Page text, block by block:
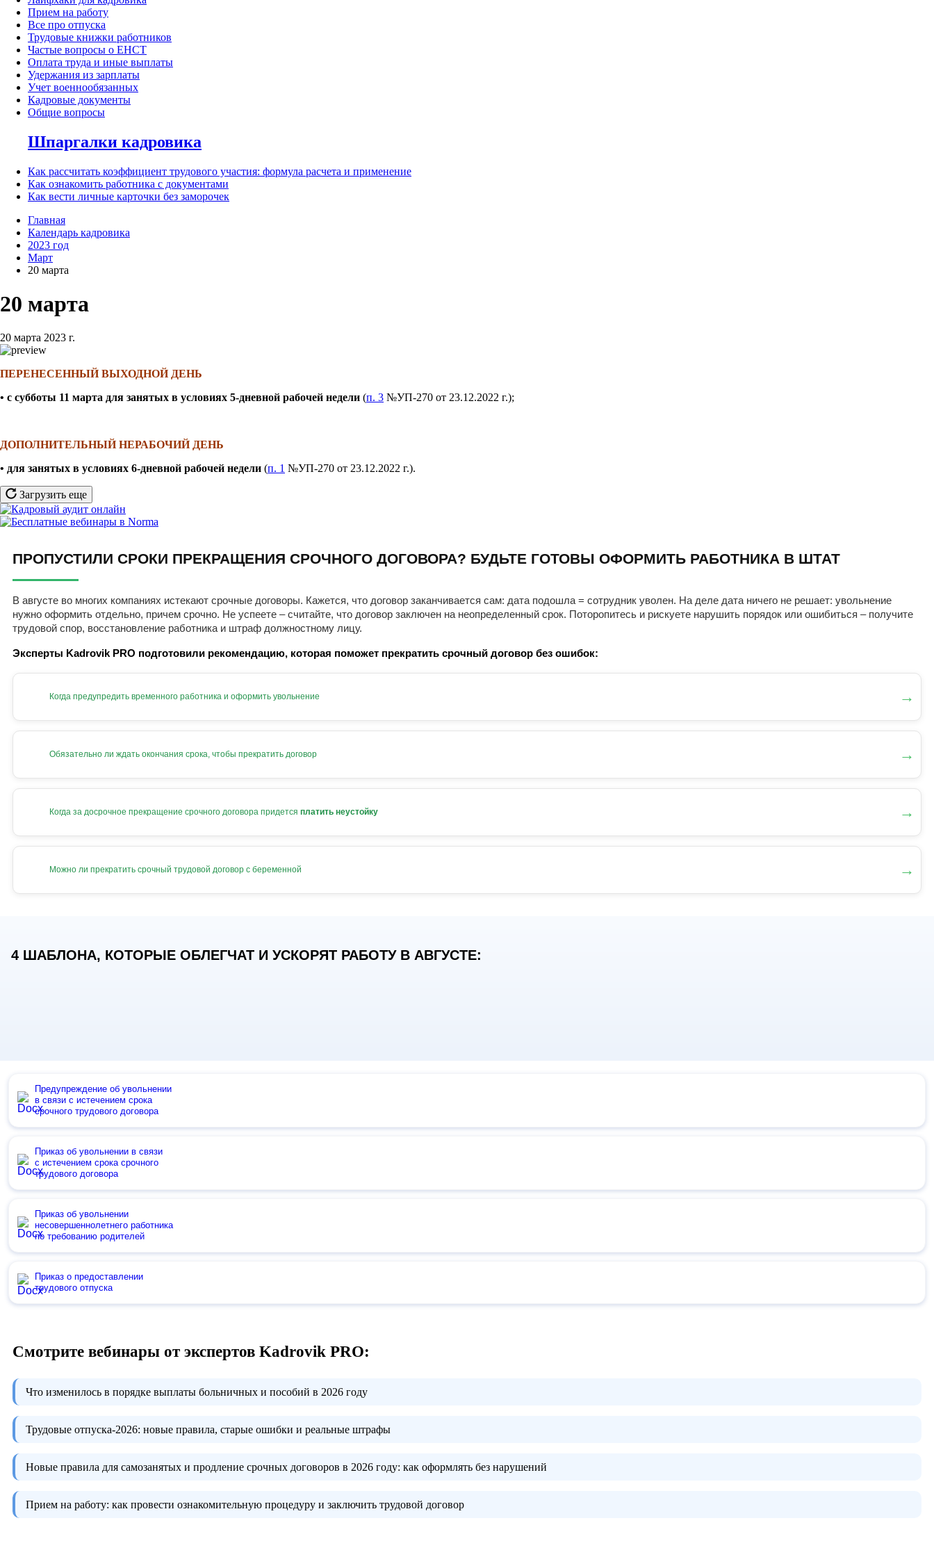
Прием на работу
Все про отпуска
Трудовые книжки работников
Частые вопросы о ЕНСТ
Оплата труда и иные выплаты
Удержания из зарплаты
Учет военнообязанных
Кадровые документы
Общие вопросы
Шпаргалки кадровика
Как рассчитать коэффициент трудового участия: формула расчета и применение
Как ознакомить работника с документами
Как вести личные карточки без заморочек
Главная
Календарь кадровика
2023 год
Март
20 марта
20 марта
20 марта 2023 г.
ПЕРЕНЕСЕННЫЙ ВЫХОДНОЙ ДЕНЬ
• с субботы 11 марта для занятых в условиях 5-дневной рабочей недели (п. 3 №УП-270 от 23.12.2022 г.);
ДОПОЛНИТЕЛЬНЫЙ НЕРАБОЧИЙ ДЕНЬ
• для занятых в условиях 6-дневной рабочей недели (п. 1 №УП-270 от 23.12.2022 г.).
Загрузить еще
ПРОПУСТИЛИ СРОКИ ПРЕКРАЩЕНИЯ СРОЧНОГО ДОГОВОРА? БУДЬТЕ ГОТОВЫ ОФОРМИТЬ РАБОТНИКА В ШТАТ
В августе во многих компаниях истекают срочные договоры. Кажется, что договор заканчивается сам: дата подошла = сотрудник уволен. На деле дата ничего не решает: увольнение
нужно оформить отдельно, причем срочно. Не успеете – считайте, что договор заключен на неопределенный срок. Поторопитесь и рискуете нарушить порядок или ошибиться – получите
трудовой спор, восстановление работника и штраф должностному лицу.
Эксперты Kadrovik PRO подготовили рекомендацию, которая поможет прекратить срочный договор без ошибок:
Когда предупредить временного работника и оформить увольнение →
Обязательно ли ждать окончания срока, чтобы прекратить договор →
Когда за досрочное прекращение срочного договора придется платить неустойку →
Можно ли прекратить срочный трудовой договор с беременной →
4 ШАБЛОНА, КОТОРЫЕ ОБЛЕГЧАТ И УСКОРЯТ РАБОТУ В АВГУСТЕ:
Предупреждение об увольнении
в связи с истечением срока
срочного трудового договора
Приказ об увольнении в связи
с истечением срока срочного
трудового договора
Приказ об увольнении
несовершеннолетнего работника
по требованию родителей
Приказ о предоставлении
трудового отпуска
Смотрите вебинары от экспертов Kadrovik PRO:
Что изменилось в порядке выплаты больничных и пособий в 2026 году
Трудовые отпуска-2026: новые правила, старые ошибки и реальные штрафы
Новые правила для самозанятых и продление срочных договоров в 2026 году: как оформлять без нарушений
Прием на работу: как провести ознакомительную процедуру и заключить трудовой договор